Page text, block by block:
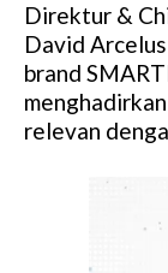
Direktur &
David
brand
relevan